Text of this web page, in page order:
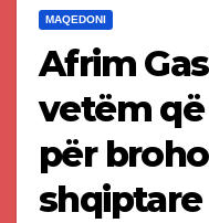
MAQEDONI
Afrim
vetëm
për
shqiptare